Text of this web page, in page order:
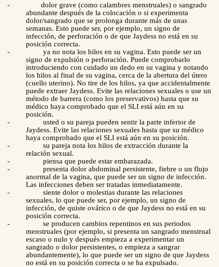
-
dolor grave (como calambres menstruales) o sangrado
abundante después de la colocación o si experimenta
dolor/sangrado que se prolonga durante más de unas
semanas. Esto puede ser, por ejemplo, un signo de
infección, de perforación o de que Jaydess no está en su
posición correcta.
-
ya no nota los hilos en su vagina. Esto puede ser un
signo de expulsión o perforación. Puede comprobarlo
introduciendo con cuidado un dedo en su vagina y notando
los hilos al final de su vagina, cerca de la abertura del útero
(cuello uterino). No tire de los hilos, ya que accidentalmente
puede extraer Jaydess. Evite las relaciones sexuales o use un
método de barrera (como los preservativos) hasta que su
médico haya comprobado que el SLI está aún en su
posición.
-
usted o su pareja pueden sentir la parte inferior de
Jaydess. Evite las relaciones sexuales hasta que su médico
haya comprobado que el SLI está aún en su posición.
-
su pareja nota los hilos de extracción durante la
relación sexual.
-
piensa que puede estar embarazada.
-
presenta dolor abdominal persistente, fiebre o un flujo
anormal de la vagina, que puede ser un signo de infección.
Las infecciones deben ser tratadas inmediatamente.
-
siente dolor o molestias durante las relaciones
sexuales, lo que puede ser, por ejemplo, un signo de
infección, de quiste ovárico o de que Jaydess no está en su
posición correcta.
-
se producen cambios repentinos en sus periodos
menstruales (por ejemplo, si presenta un sangrado menstrual
escaso o nulo y después empieza a experimentar un
sangrado o dolor persistentes, o empieza a sangrar
abundantemente), lo que puede ser un signo de que Jaydess
no está en su posición correcta o se ha expulsado.